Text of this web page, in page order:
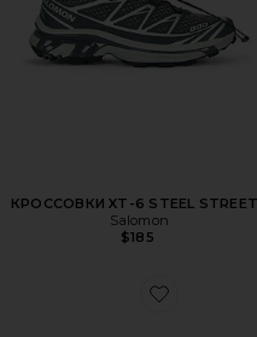
КРОССОВКИ XT-6 STEEL
Salomon
$185
Favorite